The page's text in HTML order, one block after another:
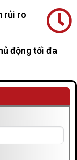
rủi ro
động tối đa